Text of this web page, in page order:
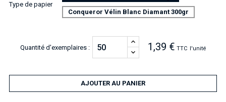
Type de papier
Conqueror Vélin Blanc Diamant 300gr
Quantité d'exemplaires : 1,39 € TTC l'unité
AJOUTER AU PANIER